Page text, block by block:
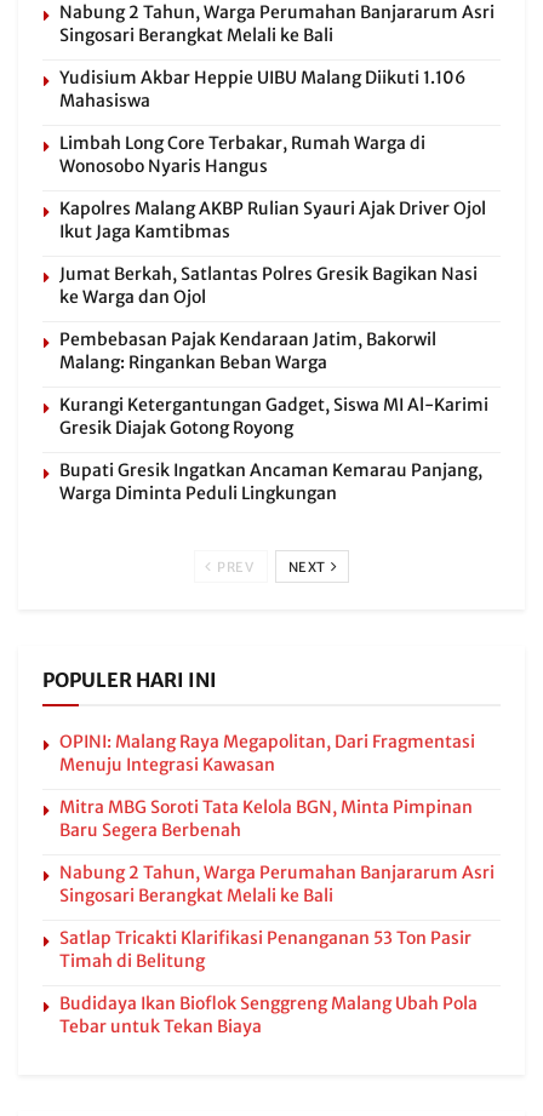
Nabung 2 Tahun, Warga Perumahan Banjararum Asri
Singosari Berangkat Melali ke Bali
Yudisium Akbar Heppie UIBU Malang Diikuti 1.106
Mahasiswa
Limbah Long Core Terbakar, Rumah Warga di
Wonosobo Nyaris Hangus
Kapolres Malang AKBP Rulian Syauri Ajak Driver Ojol
Ikut Jaga Kamtibmas
Jumat Berkah, Satlantas Polres Gresik Bagikan Nasi
ke Warga dan Ojol
Pembebasan Pajak Kendaraan Jatim, Bakorwil
Malang: Ringankan Beban Warga
Kurangi Ketergantungan Gadget, Siswa MI Al-Karimi
Gresik Diajak Gotong Royong
Bupati Gresik Ingatkan Ancaman Kemarau Panjang,
Warga Diminta Peduli Lingkungan
PREV NEXT
POPULER HARI INI
OPINI: Malang Raya Megapolitan, Dari Fragmentasi
Menuju Integrasi Kawasan
Mitra MBG Soroti Tata Kelola BGN, Minta Pimpinan
Baru Segera Berbenah
Nabung 2 Tahun, Warga Perumahan Banjararum Asri
Singosari Berangkat Melali ke Bali
Satlap Tricakti Klarifikasi Penanganan 53 Ton Pasir
Timah di Belitung
Budidaya Ikan Bioflok Senggreng Malang Ubah Pola
Tebar untuk Tekan Biaya